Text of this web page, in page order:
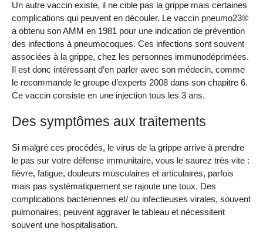
Un autre vaccin existe, il ne cible pas la grippe mais certaines
complications qui peuvent en découler. Le vaccin pneumo23®
a obtenu son AMM en 1981 pour une indication de prévention
des infections à pneumocoques. Ces infections sont souvent
associées à la grippe, chez les personnes immunodéprimées.
Il est donc intéressant d’en parler avec son médecin, comme
le recommande le groupe d’experts 2008 dans son chapitre 6.
Ce vaccin consiste en une injection tous les 3 ans.
Des symptômes aux traitements
Si malgré ces procédés, le virus de la grippe arrive à prendre
le pas sur votre défense immunitaire, vous le saurez très vite :
fièvre, fatigue, douleurs musculaires et articulaires, parfois
mais pas systématiquement se rajoute une toux. Des
complications bactériennes et/ ou infectieuses virales, souvent
pulmonaires, peuvent aggraver le tableau et nécessitent
souvent une hospitalisation.